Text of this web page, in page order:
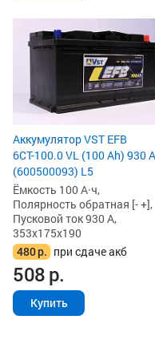
Аккумулятор VST EFB
6СТ-100.0 VL (100 Ah) 930
(600500093) L5
Ёмкость 100 А·ч,
Полярность обратная [- +],
Пусковой ток 930 А,
353x175x190
480р. при сдаче акб
508р.
Купить